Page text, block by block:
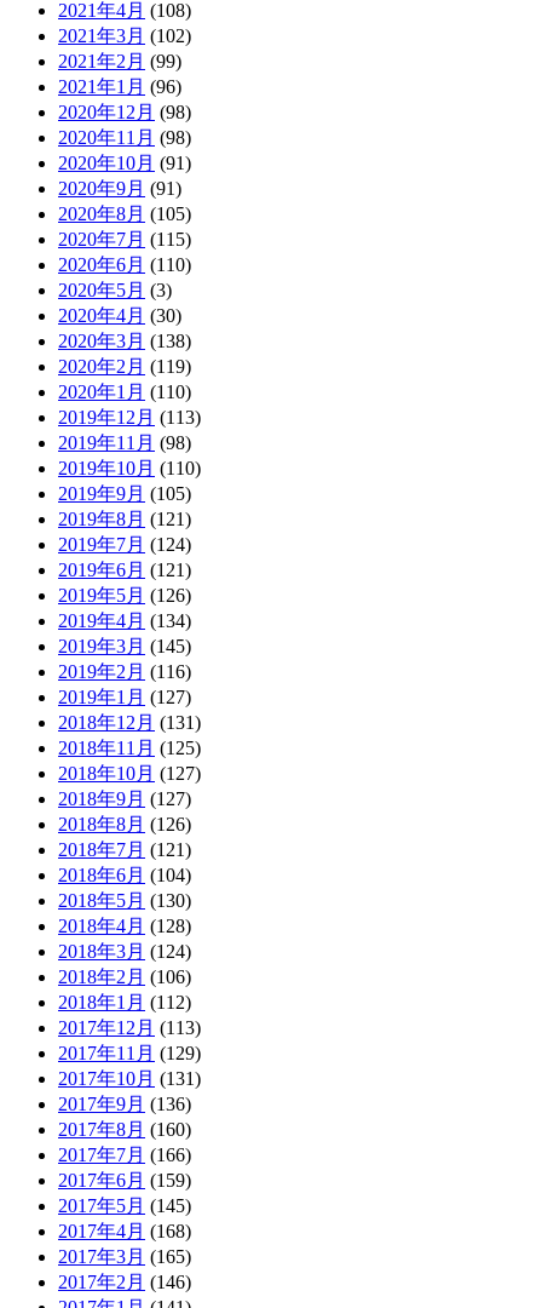
2021年4月 (108)
2021年3月 (102)
2021年2月 (99)
2021年1月 (96)
2020年12月 (98)
2020年11月 (98)
2020年10月 (91)
2020年9月 (91)
2020年8月 (105)
2020年7月 (115)
2020年6月 (110)
2020年5月 (3)
2020年4月 (30)
2020年3月 (138)
2020年2月 (119)
2020年1月 (110)
2019年12月 (113)
2019年11月 (98)
2019年10月 (110)
2019年9月 (105)
2019年8月 (121)
2019年7月 (124)
2019年6月 (121)
2019年5月 (126)
2019年4月 (134)
2019年3月 (145)
2019年2月 (116)
2019年1月 (127)
2018年12月 (131)
2018年11月 (125)
2018年10月 (127)
2018年9月 (127)
2018年8月 (126)
2018年7月 (121)
2018年6月 (104)
2018年5月 (130)
2018年4月 (128)
2018年3月 (124)
2018年2月 (106)
2018年1月 (112)
2017年12月 (113)
2017年11月 (129)
2017年10月 (131)
2017年9月 (136)
2017年8月 (160)
2017年7月 (166)
2017年6月 (159)
2017年5月 (145)
2017年4月 (168)
2017年3月 (165)
2017年2月 (146)